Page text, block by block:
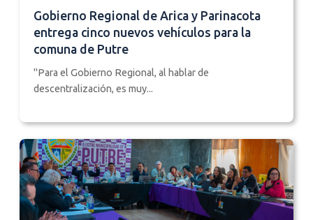
Gobierno Regional de Arica y Parinacota
entrega cinco nuevos vehículos para la
comuna de Putre
"Para el Gobierno Regional, al hablar de
descentralización, es muy...